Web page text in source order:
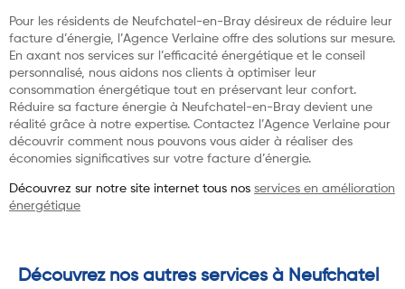
Pour les résidents de Neufchatel-en-Bray désireux de réduire leur
facture d’énergie, l’Agence Verlaine offre des solutions sur mesure.
En axant nos services sur l’efficacité énergétique et le conseil
personnalisé, nous aidons nos clients à optimiser leur
consommation énergétique tout en préservant leur confort.
Réduire sa facture énergie à Neufchatel-en-Bray devient une
réalité grâce à notre expertise. Contactez l’Agence Verlaine pour
découvrir comment nous pouvons vous aider à réaliser des
économies significatives sur votre facture d’énergie.
Découvrez sur notre site internet tous nos services en amélioration
énergétique
Découvrez nos autres services à Neufchatel